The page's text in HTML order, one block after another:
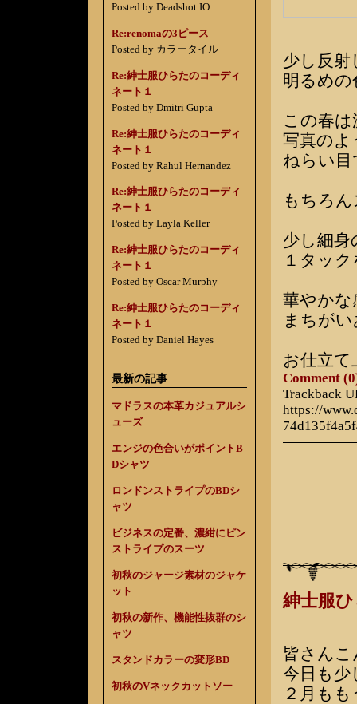
Posted by Deadshot IO
Re:renomaの3ピース
Posted by カラータイル
Re:紳士服ひらたのコーディ
ネート１
Posted by Dmitri Gupta
Re:紳士服ひらたのコーディ
ネート１
Posted by Rahul Hernandez
Re:紳士服ひらたのコーディ
ネート１
Posted by Layla Keller
Re:紳士服ひらたのコーディ
ネート１
Posted by Oscar Murphy
Re:紳士服ひらたのコーディ
ネート１
Posted by Daniel Hayes
最新の記事
マドラスの本革カジュアルシ
ューズ
エンジの色合いがポイントB
Dシャツ
ロンドンストライプのBDシ
ャツ
ビジネスの定番、濃紺にピン
ストライプのスーツ
初秋のジャージ素材のジャケ
ット
初秋の新作、機能性抜群のシ
ャツ
スタンドカラーの変形BD
初秋のVネックカットソー
少し反
明るめの
この春
写真のよ
ねらい
もちろ
少し細
１タッ
華やかな
まちが
お仕立て
Comment
Trackback
https://
紳士服
皆さん
今日も少
２月も